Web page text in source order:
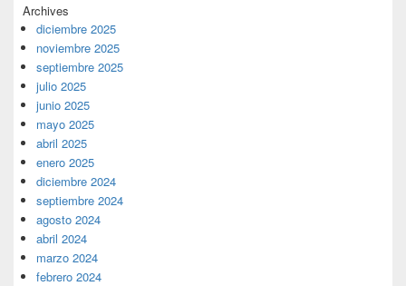
Archives
diciembre 2025
noviembre 2025
septiembre 2025
julio 2025
junio 2025
mayo 2025
abril 2025
enero 2025
diciembre 2024
septiembre 2024
agosto 2024
abril 2024
marzo 2024
febrero 2024